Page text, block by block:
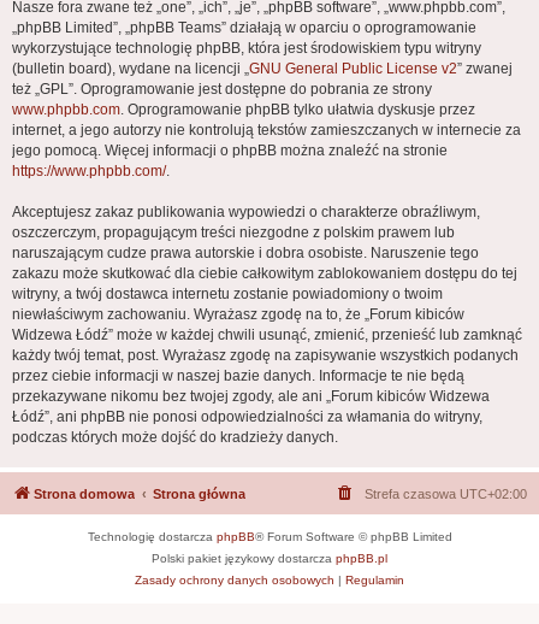
Nasze fora zwane też „one”, „ich”, „je”, „phpBB software”, „www.phpbb.com”,
„phpBB Limited”, „phpBB Teams” działają w oparciu o oprogramowanie
wykorzystujące technologię phpBB, która jest środowiskiem typu witryny
(bulletin board), wydane na licencji „GNU General Public License v2” zwanej
też „GPL”. Oprogramowanie jest dostępne do pobrania ze strony
www.phpbb.com. Oprogramowanie phpBB tylko ułatwia dyskusje przez
internet, a jego autorzy nie kontrolują tekstów zamieszczanych w internecie za
jego pomocą. Więcej informacji o phpBB można znaleźć na stronie
https://www.phpbb.com/.
Akceptujesz zakaz publikowania wypowiedzi o charakterze obraźliwym,
oszczerczym, propagującym treści niezgodne z polskim prawem lub
naruszającym cudze prawa autorskie i dobra osobiste. Naruszenie tego
zakazu może skutkować dla ciebie całkowitym zablokowaniem dostępu do tej
witryny, a twój dostawca internetu zostanie powiadomiony o twoim
niewłaściwym zachowaniu. Wyrażasz zgodę na to, że „Forum kibiców
Widzewa Łódź” może w każdej chwili usunąć, zmienić, przenieść lub zamknąć
każdy twój temat, post. Wyrażasz zgodę na zapisywanie wszystkich podanych
przez ciebie informacji w naszej bazie danych. Informacje te nie będą
przekazywane nikomu bez twojej zgody, ale ani „Forum kibiców Widzewa
Łódź”, ani phpBB nie ponosi odpowiedzialności za włamania do witryny,
podczas których może dojść do kradzieży danych.
Strona domowa Strona główna Strefa czasowa UTC+02:00
Technologię dostarcza phpBB® Forum Software © phpBB Limited
Polski pakiet językowy dostarcza phpBB.pl
Zasady ochrony danych osobowych | Regulamin